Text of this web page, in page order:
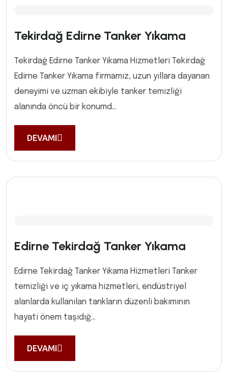
Tekirdağ Edirne Tanker Yıkama
Tekirdağ Edirne Tanker Yıkama Hizmetleri Tekirdağ
Edirne Tanker Yıkama firmamız, uzun yıllara dayanan
deneyimi ve uzman ekibiyle tanker temizliği
alanında öncü bir konumd...
DEVAMI
Edirne Tekirdağ Tanker Yıkama
Edirne Tekirdağ Tanker Yıkama Hizmetleri Tanker
temizliği ve iç yıkama hizmetleri, endüstriyel
alanlarda kullanılan tankların düzenli bakımının
hayati önem taşıdığ...
DEVAMI